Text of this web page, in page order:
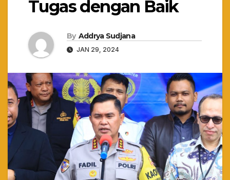
Tugas dengan Baik
By Addrya Sudjana
JAN 29, 2024